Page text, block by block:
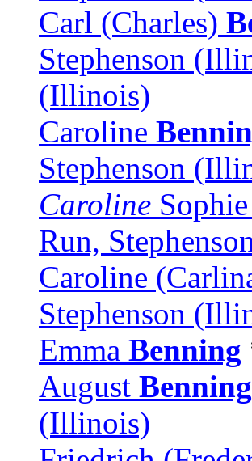
Carl (Charles)
Stephenson
(Illinois)
Caroline
Stephenson
Caroline
Run,
Caroline
Stephenson
Emma Benning
August Benning
(Illinois)